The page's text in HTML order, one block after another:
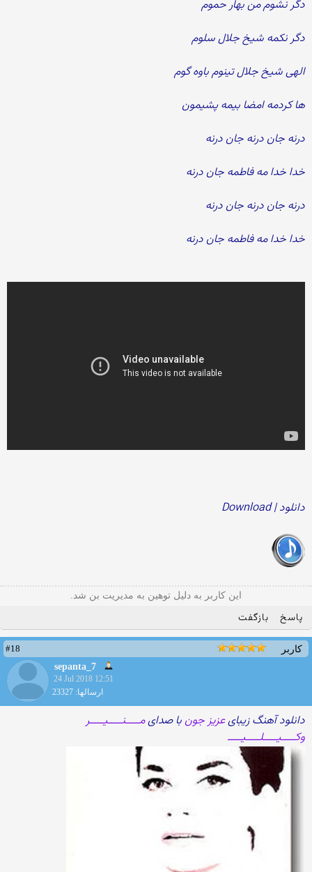
دگر نشوم من بهار حموم
دگر نکمه شیخ جلال سلوم
الهی شیخ جلال تینوم باوه گوم
ها کردمه امضا بیمه پشیمون
درنه جان درنه جان درنه
خدا خدا مه فاطمه جان درنه
درنه جان درنه جان درنه
خدا خدا مه فاطمه جان درنه
دانلود | Download
این کاربر به دلیل توهین به مدیریت بن شد.
پاسخ بازگفت
کاربر
#18
sepanta_7
24 Jul 2018 12:51
ارسالها: 23327
دانلود آهنگ زیبایعزیز جون با صدایمـــــنـــــیـــــر
وکـــــیـــــلـــــیـــــ